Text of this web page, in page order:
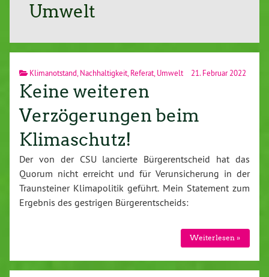
Umwelt
Klimanotstand,Nachhaltigkeit,Referat,Umwelt 21. Februar 2022
Keine weiteren
Verzögerungen beim
Klimaschutz!
Der von der CSU lancierte Bürgerentscheid hat das
Quorum nicht erreicht und für Verunsicherung in der
Traunsteiner Klimapolitik geführt. Mein Statement zum
Ergebnis des gestrigen Bürgerentscheids:
Weiterlesen »